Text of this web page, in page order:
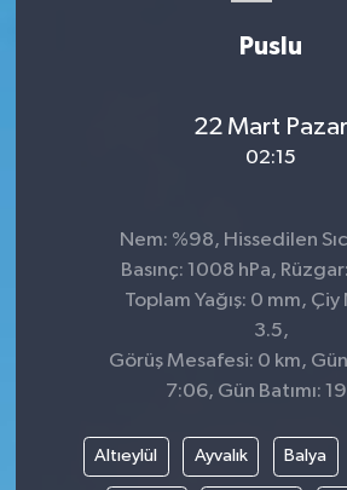
Puslu
22 Mart Pazar
02:15
Nem: %98, Hissedilen
Basınç: 1008 hPa,
Toplam Yağış: 0 mm, Çiy
3.5,
Görüş Mesafesi: 0 km,
7:06, Gün Batımı:
Altıeylül Ayvalık Balya